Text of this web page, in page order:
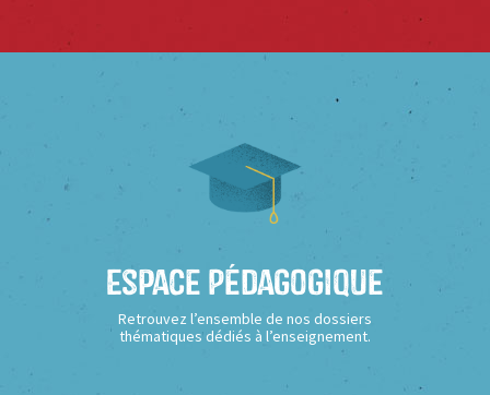
Espace Pédagogique
Retrouvez l’ensemble de nos dossiers
thématiques dédiés à l’enseignement.